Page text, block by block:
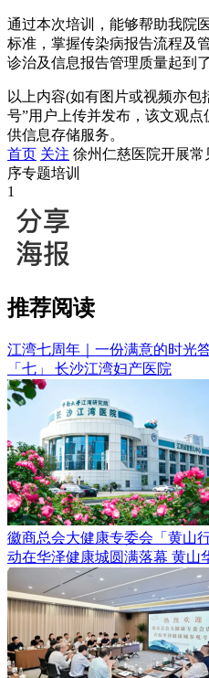
通过本次培训，能够帮助我院
标准，掌握传染病报告流程及
诊治及信息报告管理质量起到
以上内容(如有图片或视频亦包
号”用户上传并发布，该文观
供信息存储服务。
首页 关注 徐州仁慈医院开展
序专题培训
1
推荐阅读
江湾七周年｜一份满意的时光
「七」 长沙江湾妇产医院
徽商总会大健康专委会「黄山
动在华泽健康城圆满落幕 黄山